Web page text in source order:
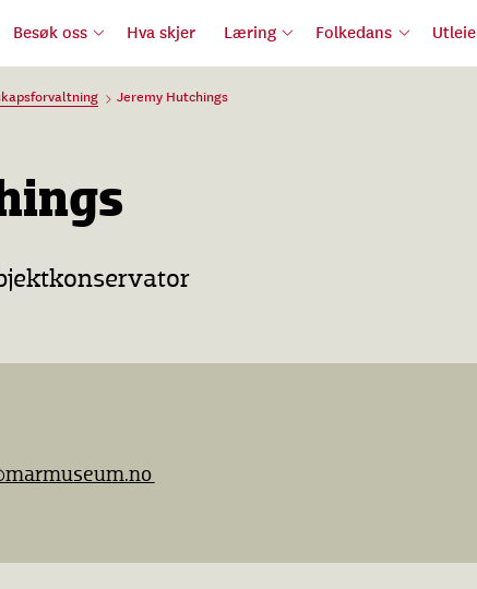
Besøk oss Hva skjer Læring Folkedans Utleie
Jeremy Hutchings